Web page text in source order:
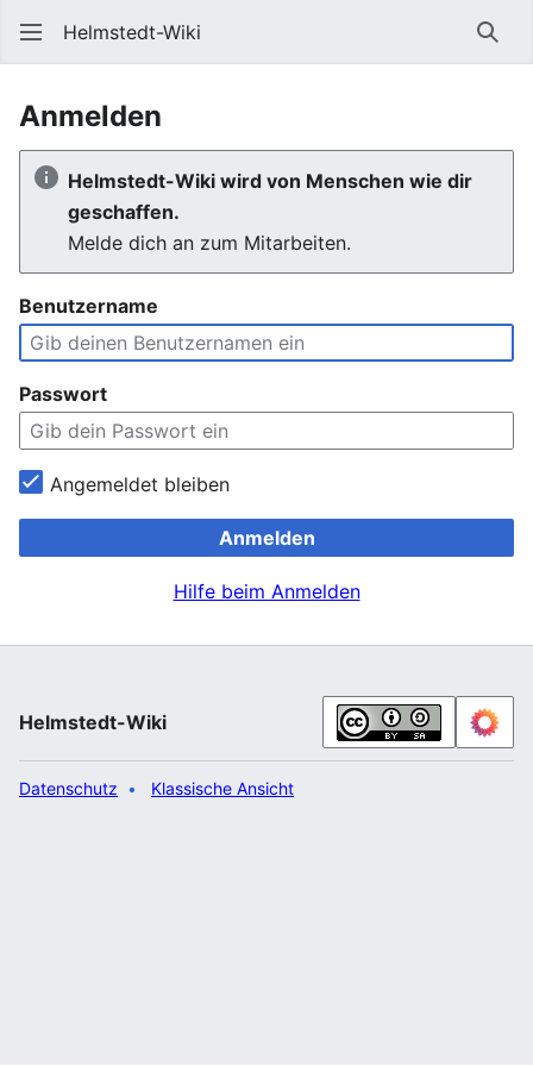
Helmstedt-Wiki
Anmelden
Helmstedt-Wiki wird von Menschen wie dir
geschaffen.
Melde dich an zum Mitarbeiten.
Benutzername
Passwort
Angemeldet bleiben
Anmelden
Hilfe beim Anmelden
Helmstedt-Wiki
Datenschutz Klassische Ansicht